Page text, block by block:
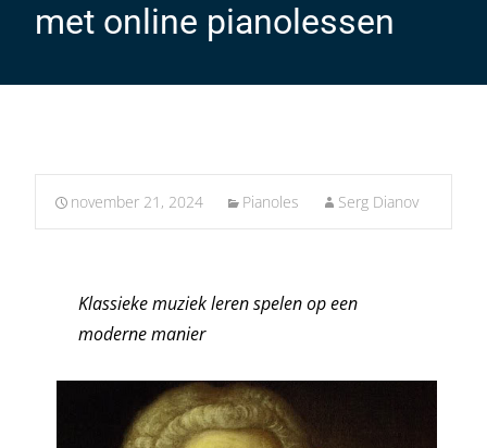
met online pianolessen
november 21, 2024 Pianoles Serg Dianov
Klassieke muziek leren spelen op een
moderne manier